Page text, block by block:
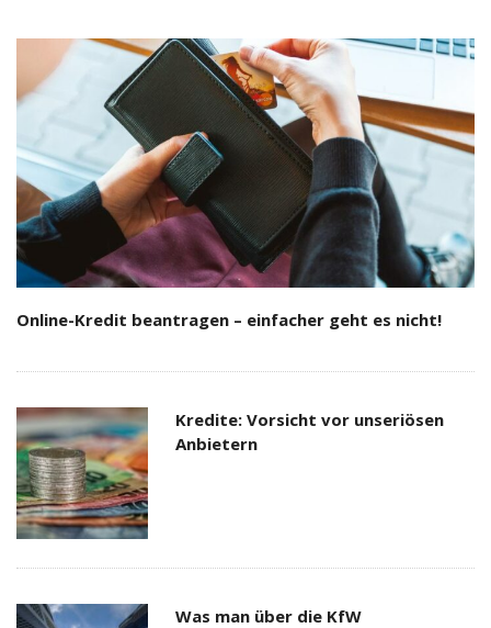
Online-Kredit beantragen – einfacher geht es nicht!
Kredite: Vorsicht vor unseriösen
Anbietern
Was man über die KfW